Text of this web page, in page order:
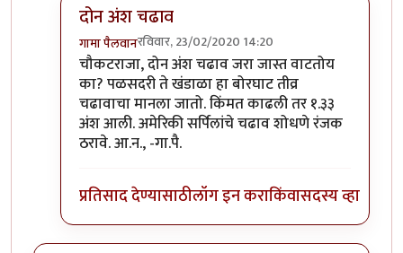
दोन अंश चढाव
गामा पैलवानरविवार, 23/02/2020 14:20
In reply toअगदी बरोबरbyचौकटराजा
चौकटराजा, दोन अंश चढाव जरा जास्त वाटतोय
का? पळसदरी ते खंडाळा हा बोरघाट तीव्र
चढावाचा मानला जातो. किंमत काढली तर १.३३
अंश आली. अमेरिकी सर्पिलांचे चढाव शोधणे रंजक
ठरावे. आ.न., -गा.पै.
प्रतिसाद देण्यासाठीलॉग इन कराकिंवासदस्य व्हा